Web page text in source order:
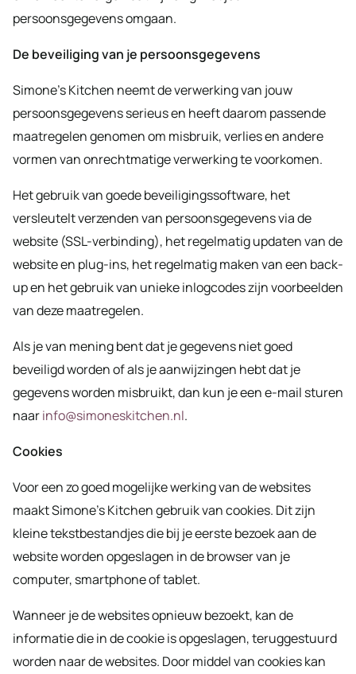
persoonsgegevens omgaan.
De beveiliging van je persoonsgegevens
Simone’s Kitchen neemt de verwerking van jouw
persoonsgegevens serieus en heeft daarom passende
maatregelen genomen om misbruik, verlies en andere
vormen van onrechtmatige verwerking te voorkomen.
Het gebruik van goede beveiligingssoftware, het
versleutelt verzenden van persoonsgegevens via de
website (SSL-verbinding), het regelmatig updaten van de
website en plug-ins, het regelmatig maken van een back-
up en het gebruik van unieke inlogcodes zijn voorbeelden
van deze maatregelen.
Als je van mening bent dat je gegevens niet goed
beveiligd worden of als je aanwijzingen hebt dat je
gegevens worden misbruikt, dan kun je een e-mail sturen
naarinfo@simoneskitchen.nl.
Cookies
Voor een zo goed mogelijke werking van de websites
maakt Simone’s Kitchen gebruik van cookies. Dit zijn
kleine tekstbestandjes die bij je eerste bezoek aan de
website worden opgeslagen in de browser van je
computer, smartphone of tablet.
Wanneer je de websites opnieuw bezoekt, kan de
informatie die in de cookie is opgeslagen, teruggestuurd
worden naar de websites. Door middel van cookies kan